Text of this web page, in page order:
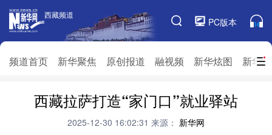
西藏频道
PC版本
频道首页 新华聚焦 原创报道 融视频 新华炫图 新华
西藏频道
频道栏目
频道首页 新华聚焦 原创报道
融视频
新华访谈 新华云直播
西藏拉萨打造“家门口”就业驿站
2025-12-30 16:02:31 来源： 新华网